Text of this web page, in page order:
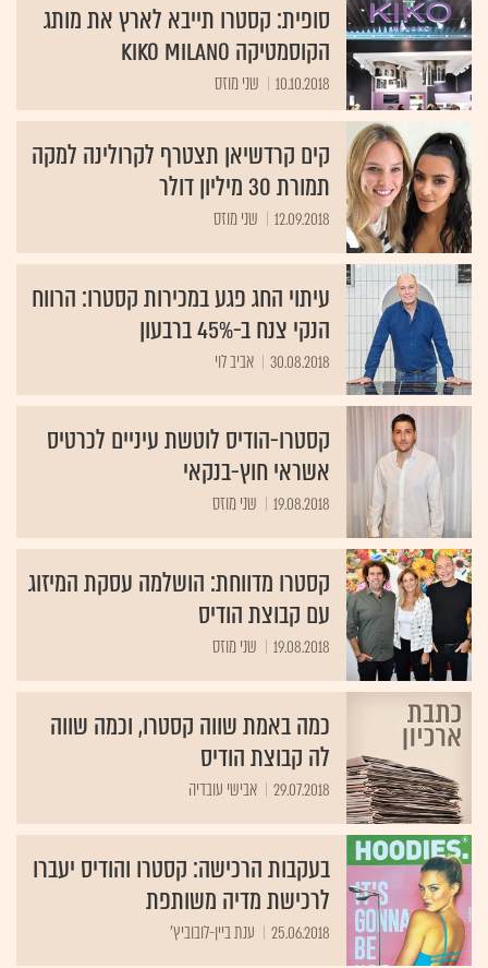
סופית: קסטרו תייבא לארץ את מותג
הקוסמטיקה Kiko Milano
10.10.2018 שני מוזס
קים קרדשיאן תצטרף לקרולינה למקה
תמורת 30 מיליון דולר
12.09.2018 שני מוזס
עיתוי החג פגע במכירות קסטרו: הרווח
הנקי צנח ב-45% ברבעון
30.08.2018 אביב לוי
קסטרו-הודיס לוטשת עיניים לכרטיס
אשראי חוץ-בנקאי
19.08.2018 שני מוזס
קסטרו מדווחת: הושלמה עסקת המיזוג
עם קבוצת הודיס
19.08.2018 שני מוזס
כמה באמת שווה קסטרו, וכמה שווה
לה קבוצת הודיס
29.07.2018 אבישי עובדיה
בעקבות הרכישה: קסטרו והודיס יעברו
לרכישת מדיה משותפת
25.06.2018 ענת ביין-לובוביץ'